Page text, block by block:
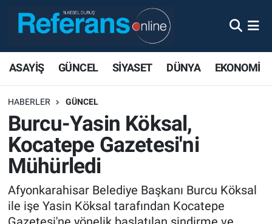
ASAYİŞ GÜNCEL SİYASET DÜNYA EKONOMİ
HABERLER GÜNCEL
Burcu-Yasin Köksal,
Kocatepe Gazetesi'ni
Mühürledi
Afyonkarahisar Belediye Başkanı Burcu Köksal
ile işe Yasin Köksal tarafından Kocatepe